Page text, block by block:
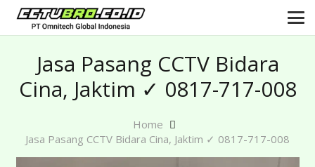
Jasa Pasang CCTV Bidara
Cina, Jaktim ✓ 0817-717-008
Home
Jasa Pasang CCTV Bidara Cina, Jaktim ✓ 0817-717-008